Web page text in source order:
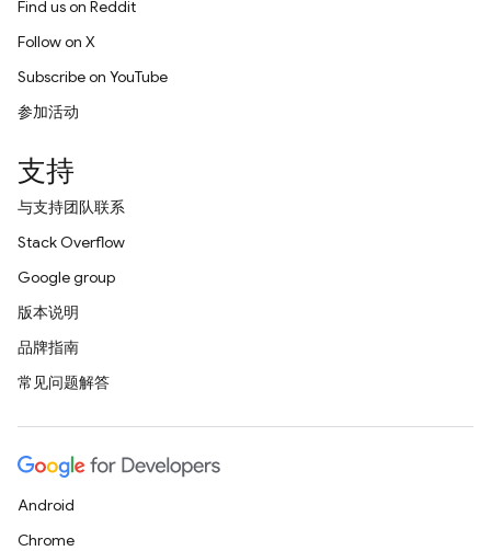
Find us on Reddit
Follow on X
Subscribe on YouTube
参加活动
支持
与支持团队联系
Stack Overflow
Google group
版本说明
品牌指南
常见问题解答
Android
Chrome